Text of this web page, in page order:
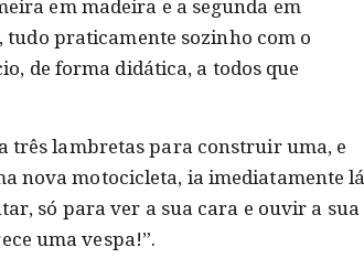
em madeira e a segunda em
tudo praticamente sozinho com o
de forma didática, a todos que
três lambretas para construir uma, e
nova motocicleta, ia imediatamente
só para ver a sua cara e ouvir a sua
uma vespa!”.